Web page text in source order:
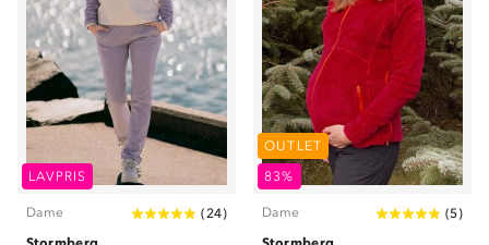
LAVPRIS
Dame (24)
OUTLET
83%
Dame (5)